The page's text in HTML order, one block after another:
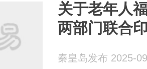
关于老年人
两部门联合
秦皇岛发布 2025-